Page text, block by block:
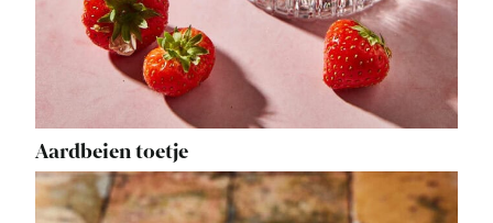
Aardbeien toetje